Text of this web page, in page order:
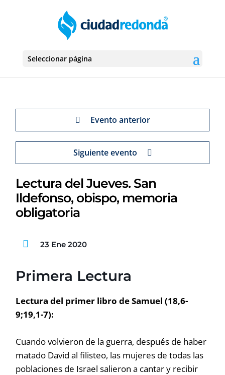
Seleccionar página
Evento anterior
Siguiente evento
Lectura del Jueves. San
Ildefonso, obispo, memoria
obligatoria
23 Ene 2020
Primera Lectura
Lectura del primer libro de Samuel (18,6-
9;19,1-7):
Cuando volvieron de la guerra, después de haber
matado David al filisteo, las mujeres de todas las
poblaciones de Israel salieron a cantar y recibir